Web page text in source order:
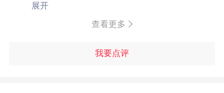
展开
查看更多
我要点评